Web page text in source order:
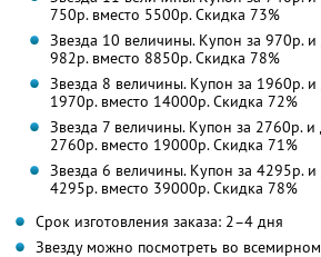
750р. вместо 5500р. Скидка 73%
Звезда 10 величины. Купон за 970р. и
982р. вместо 8850р. Скидка 78%
Звезда 8 величины. Купон за 1960р. и
1970р. вместо 14000р. Скидка 72%
Звезда 7 величины. Купон за 2760р. и
2760р. вместо 19000р. Скидка 71%
Звезда 6 величины. Купон за 4295р. и
4295р. вместо 39000р. Скидка 78%
Срок изготовления заказа: 2–4 дня
Звезду можно посмотреть во всемирном